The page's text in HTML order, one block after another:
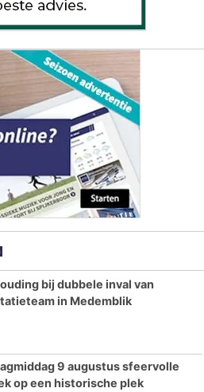
bij dubbele inval van
in Medemblik
9 augustus sfeervolle
op een historische plek